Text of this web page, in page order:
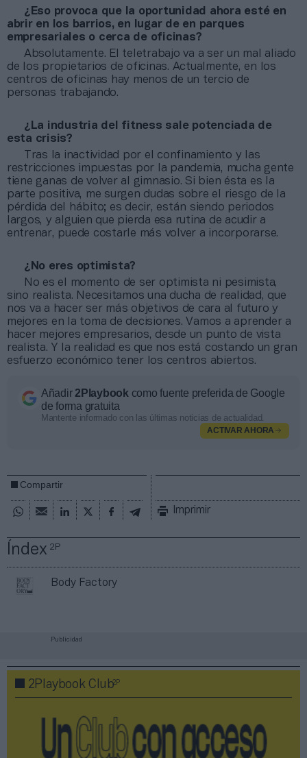
Índex2P
Body Factory
¿Eso provoca que la oportunidad ahora esté en
abrir en los barrios, en lugar de en parques
empresariales o cerca de oficinas?
Absolutamente. El teletrabajo va a ser un mal aliado
de los propietarios de oficinas. Actualmente, en los
centros de oficinas hay menos de un tercio de
personas trabajando.
¿La industria del fitness sale potenciada de
esta crisis?
Tras la inactividad por el confinamiento y las
restricciones impuestas por la pandemia, mucha gente
tiene ganas de volver al gimnasio. Si bien ésta es la
parte positiva, me surgen dudas sobre el riesgo de la
pérdida del hábito; es decir, están siendo periodos
largos, y alguien que pierda esa rutina de acudir a
entrenar, puede costarle más volver a incorporarse.
¿No eres optimista?
No es el momento de ser optimista ni pesimista,
sino realista. Necesitamos una ducha de realidad, que
nos va a hacer ser más objetivos de cara al futuro y
mejores en la toma de decisiones. Vamos a aprender a
hacer mejores empresarios, desde un punto de vista
realista. Y la realidad es que nos está costando un gran
esfuerzo económico tener los centros abiertos.
Añadir2Playbook como fuente preferida de Google
de forma gratuita
Mantente informado con las últimas noticias de actualidad.
ACTIVAR AHORA
Compartir
Imprimir
Publicidad
2Playbook Club2P